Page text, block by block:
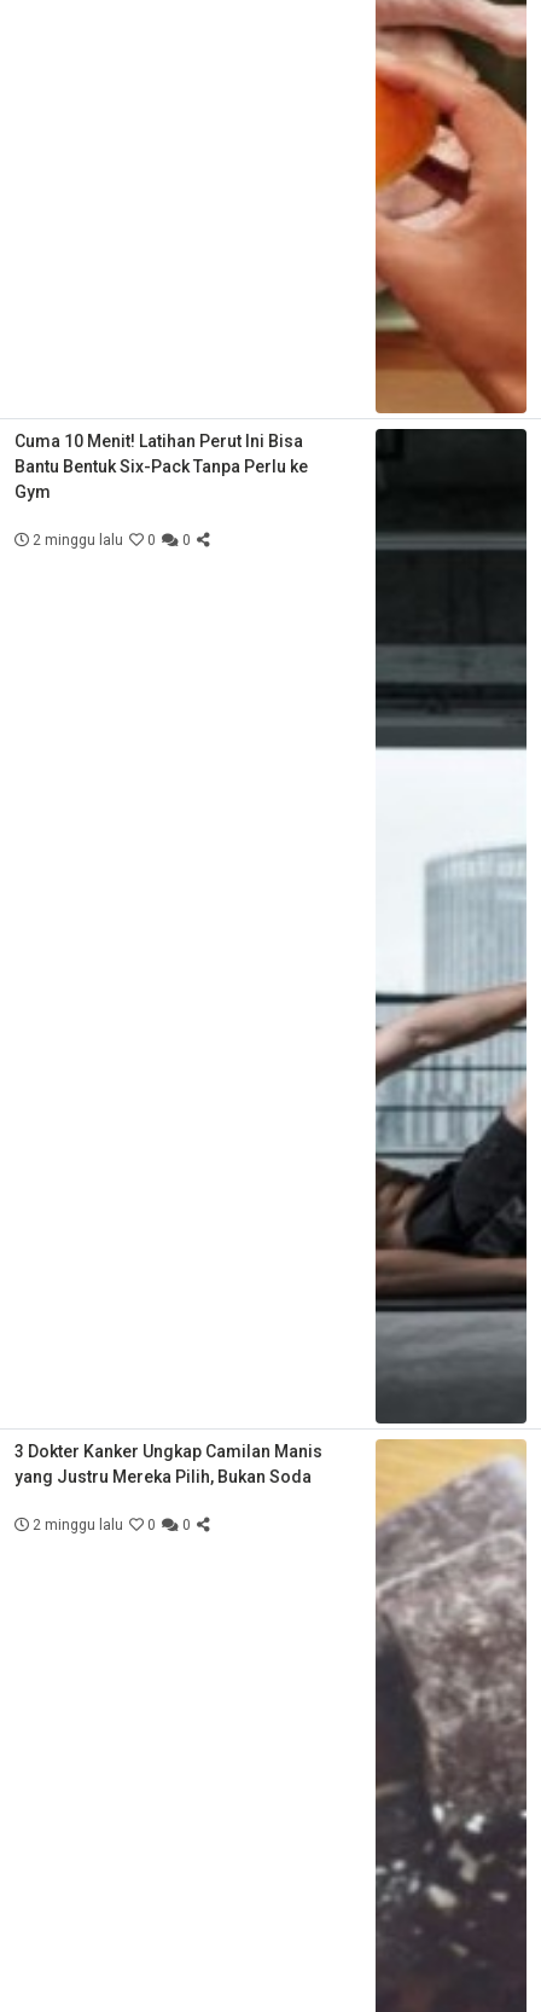
Cuma 10 Menit! Latihan Perut Ini Bisa
Bantu Bentuk Six-Pack Tanpa Perlu ke
Gym
2 minggu lalu 0 0
3 Dokter Kanker Ungkap Camilan Manis
yang Justru Mereka Pilih, Bukan Soda
2 minggu lalu 0 0